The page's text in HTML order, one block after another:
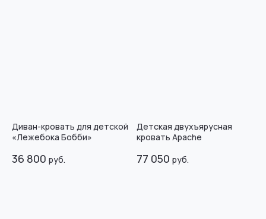
Диван-кровать для детской
«Лежебока Бобби»
36 800 руб.
Детская двухъярусная
кровать Apache
77 050 руб.